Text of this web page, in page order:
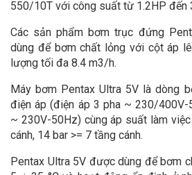
550/10T với công suất từ 1.2HP đến
Các sản phẩm bơm trục đứng
dùng để bơm chất lỏng với cột áp
lượng tối đa 8.4 m3/h.
Máy bơm Pentax Ultra 5V là dòng
điện áp (điện áp 3 pha ~ 230/
~ 230V-50Hz) cùng áp suất làm
cánh, 14 bar >= 7 tầng cánh.
Pentax Ultra 5V được dùng để bơm